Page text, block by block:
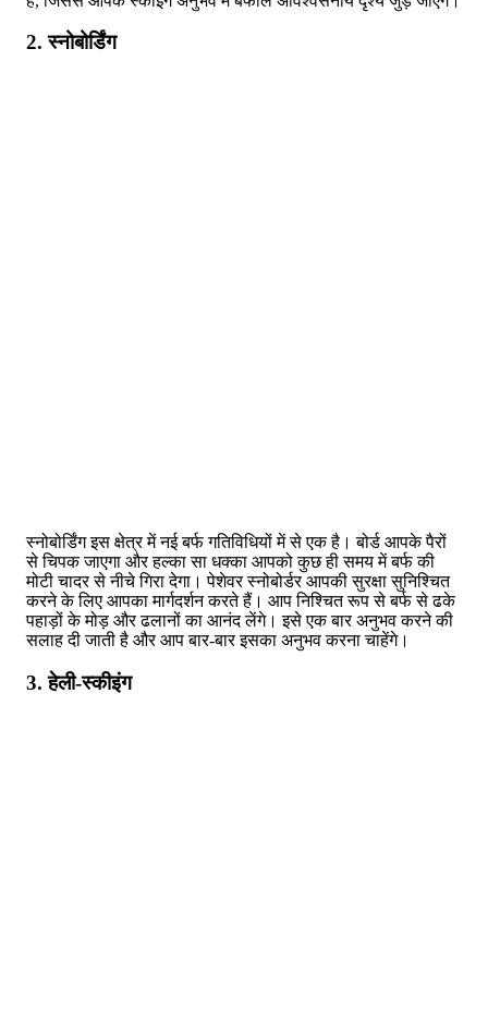
2. स्नोबोर्डिंग
स्नोबोर्डिंग इस क्षेत्र में नई बर्फ गतिविधियों में से एक है। बोर्ड आपके पैरों
से चिपक जाएगा और हल्का सा धक्का आपको कुछ ही समय में बर्फ की
मोटी चादर से नीचे गिरा देगा। पेशेवर स्नोबोर्डर आपकी सुरक्षा सुनिश्चित
करने के लिए आपका मार्गदर्शन करते हैं। आप निश्चित रूप से बर्फ से ढके
पहाड़ों के मोड़ और ढलानों का आनंद लेंगे। इसे एक बार अनुभव करने की
सलाह दी जाती है और आप बार-बार इसका अनुभव करना चाहेंगे।
3. हेली-स्कीइंग